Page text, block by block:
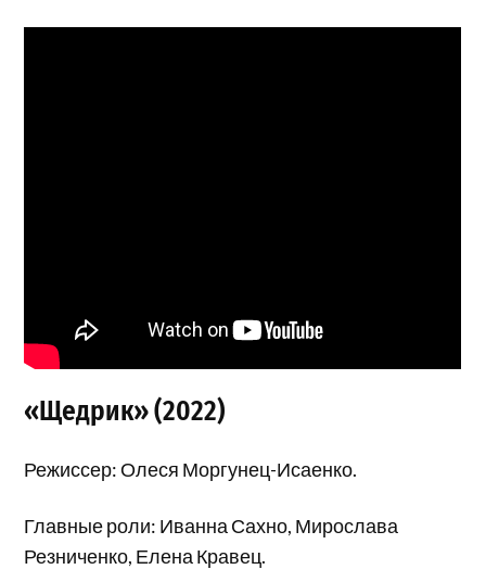
«Щедрик» (2022)
Режиссер: Олеся Моргунец-Исаенко.
Главные роли: Иванна Сахно, Мирослава
Резниченко, Елена Кравец.